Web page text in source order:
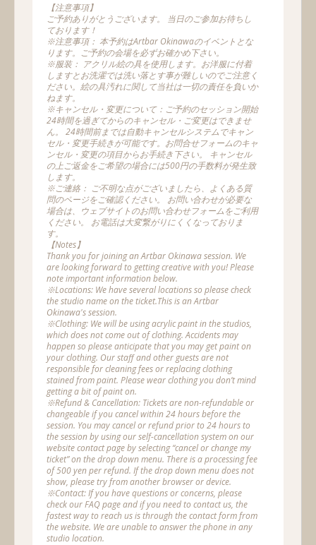
【注意事項】
ご予約ありがとうございます。 当日のご参加お待ちし
ております！
※注意事項： 本予約はArtbar Okinawaのイベントとな
ります。ご予約の会場を必ずお確かめ下さい。
※服装： アクリル絵の具を使用します。お洋服に付着
しますとお洗濯では洗い落とす事が難しいのでご注意く
ださい。絵の具汚れに関して当社は一切の責任を負いか
ねます。
※キャンセル・変更について：ご予約のセッション開始
24時間を過ぎてからのキャンセル・ご変更はできませ
ん。 24時間前までは自動キャンセルシステムでキャン
セル・変更手続きが可能です。お問合せフォームのキャ
ンセル・変更の項目からお手続き下さい。 キャンセル
の上ご返金をご希望の場合には500円の手数料が発生致
します。
※ご連絡： ご不明な点がございましたら、よくある質
問のページをご確認ください。 お問い合わせが必要な
場合は、ウェブサイトのお問い合わせフォームをご利用
ください。 お電話は大変繋がりにくくなっておりま
す。
【Notes】
Thank you for joining an Artbar Okinawa session. We
are looking forward to getting creative with you! Please
note important information below.
※Locations: We have several locations so please check
the studio name on the ticket.This is an Artbar
Okinawa's session.
※Clothing: We will be using acrylic paint in the studios,
which does not come out of clothing. Accidents may
happen so please anticipate that you may get paint on
your clothing. Our staff and other guests are not
responsible for cleaning fees or replacing clothing
stained from paint. Please wear clothing you don’t mind
getting a bit of paint on.
※Refund & Cancellation: Tickets are non-refundable or
changeable if you cancel within 24 hours before the
session. You may cancel or refund prior to 24 hours to
the session by using our self-cancellation system on our
website contact page by selecting “cancel or change my
ticket” on the drop down menu. There is a processing fee
of 500 yen per refund. If the drop down menu does not
show, please try from another browser or device.
※Contact: If you have questions or concerns, please
check our FAQ page and if you need to contact us, the
fastest way to reach us is through the contact form from
the website. We are unable to answer the phone in any
studio location.